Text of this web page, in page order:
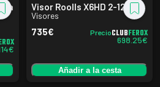
€
Visor Roolls X6HD 2-12x50i
Visores
735€ PrecioCLUBFEROX
698.25€
Añadir a la cesta